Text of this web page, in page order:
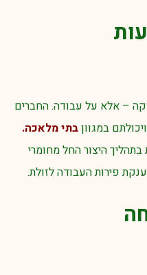
– אלא על עבודה. החברים
במגווןבתי מלאכה.
היצור החל מחומרי
פירות העבודה לזולת.